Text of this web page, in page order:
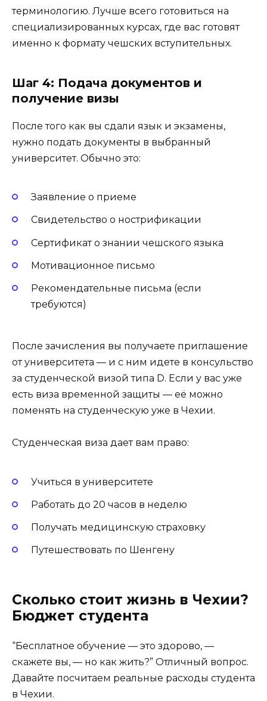
терминологию. Лучше всего готовиться на
специализированных курсах, где вас готовят
именно к формату чешских вступительных.
Шаг 4: Подача документов и
получение визы
После того как вы сдали язык и экзамены,
нужно подать документы в выбранный
университет. Обычно это:
Заявление о приеме
Свидетельство о нострификации
Сертификат о знании чешского языка
Мотивационное письмо
Рекомендательные письма (если
требуются)
После зачисления вы получаете приглашение
от университета — и с ним идете в консульство
за студенческой визой типа D. Если у вас уже
есть виза временной защиты — её можно
поменять на студенческую уже в Чехии.
Студенческая виза дает вам право:
Учиться в университете
Работать до 20 часов в неделю
Получать медицинскую страховку
Путешествовать по Шенгену
Сколько стоит жизнь в Чехии?
Бюджет студента
“Бесплатное обучение — это здорово, —
скажете вы, — но как жить?” Отличный вопрос.
Давайте посчитаем реальные расходы студента
в Чехии.